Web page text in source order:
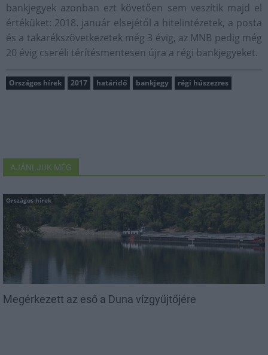
bankjegyek azonban ezt követően sem veszítik majd el
értéküket: 2018. január elsejétől a hitelintézetek, a posta
és a takarékszövetkezetek még 3 évig, az MNB pedig még
20 évig cseréli térítésmentesen újra a régi bankjegyeket.
Országos hírek 2017 határidő bankjegy régi húszezres
AJÁNLJUK MÉG
Országos hírek
Megérkezett az eső a Duna vízgyűjtőjére